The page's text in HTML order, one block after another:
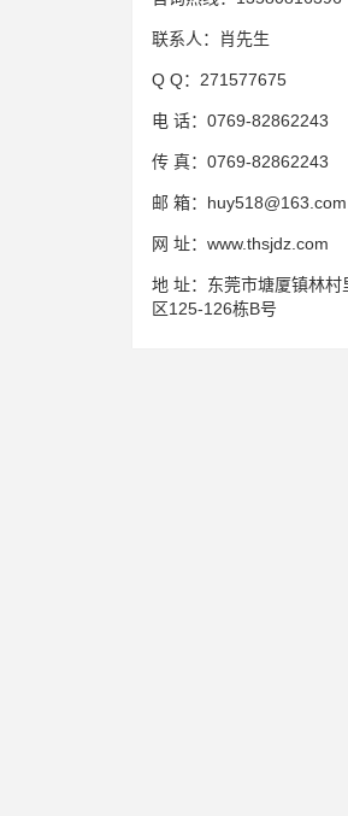
联系人： 肖先生
Q Q： 271577675
电 话： 0769-82862243
传 真： 0769-82862243
邮 箱： huy518@163.com
网 址： www.thsjdz.com
地 址： 东莞市塘厦镇林村
区125-126栋B号